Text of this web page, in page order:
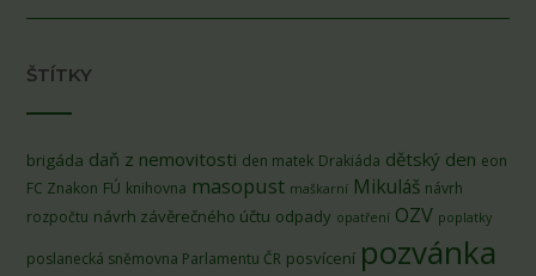
ŠTÍTKY
brigáda daň z nemovitosti den matek Drakiáda dětský den eon
FC Znakon FÚ knihovna masopust maškarní Mikuláš návrh
rozpočtu návrh závěrečného účtu odpady opatření OZV poplatky
poslanecká sněmovna Parlamentu ČR posvícení pozvánka